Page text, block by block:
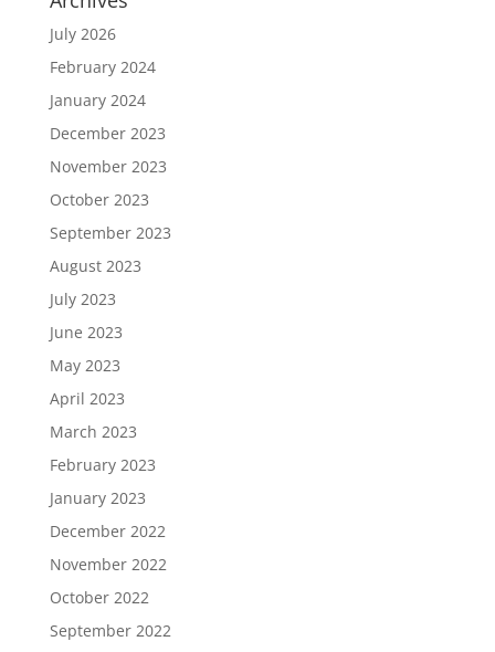
July 2026
February 2024
January 2024
December 2023
November 2023
October 2023
September 2023
August 2023
July 2023
June 2023
May 2023
April 2023
March 2023
February 2023
January 2023
December 2022
November 2022
October 2022
September 2022